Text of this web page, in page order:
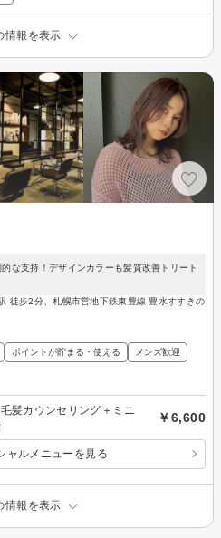
情報を表示
な支持！デザインカラーも髪質改善トリート
徒歩2分、札幌市営地下鉄東豊線 豊水すすきの
ポイントが貯まる・使える メンズ歓迎
髪カウンセリング＋ミニ
￥6,600
ャルメニューを見る
情報を表示